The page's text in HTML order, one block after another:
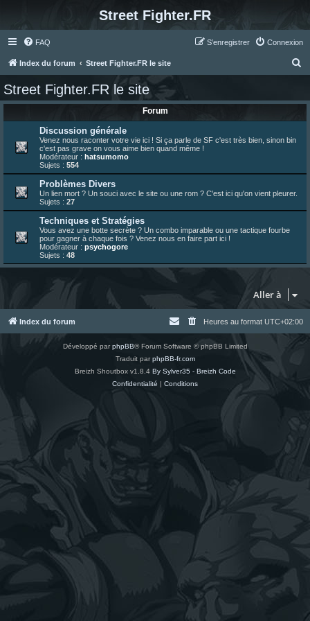
Street Fighter.FR
FAQ Connexion
S’enregistrer
Index du forum Street Fighter.FR le site
r
Street Fighter.FR le site
Forum
Discussion générale
Venez nous raconter votre vie ici ! Si ça parle de SF c'est très bien, sinon bin
c'est pas grave on vous aime bien quand même !
Modérateur : hatsumomo
Sujets : 554
Problèmes Divers
Un lien mort ? Un souci avec le site ou une rom ? C'est ici qu'on vient pleurer.
Sujets : 27
Techniques et Stratégies
Vous avez une botte secrète ? Un combo imparable ou une tactique fourbe
pour gagner à chaque fois ? Venez nous en faire part ici !
Modérateur : psychogore
Sujets : 48
Aller à
Index du forum Heures au format UTC+02:00
Développé parphpBB® Forum Software © phpBB Limited
Traduit par phpBB-fr.com
Breizh Shoutbox v1.8.4 By Sylver35 - Breizh Code
Confidentialité | Conditions